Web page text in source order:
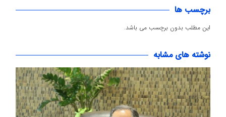
برچسب ها
این مطلب بدون برچسب می باشد.
نوشته های مشابه